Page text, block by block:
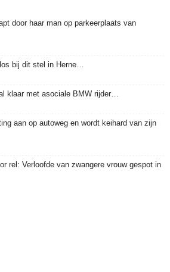
door haar man op parkeerplaats van
bij dit stel in Herne…
klaar met asociale BMW rijder…
aan op autoweg en wordt keihard van zijn
rel: Verloofde van zwangere vrouw gespot in